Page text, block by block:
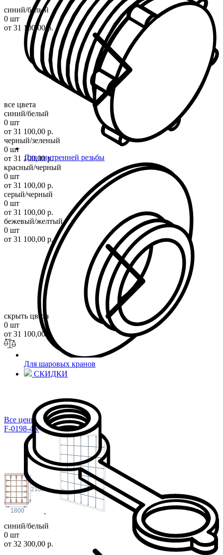
Для внутренней резьбы
Для шаровых кранов
СКИДКИ
синий/белый
0 шт
от 31 100,00 р.
все цвета
синий/белый
0 шт
от 31 100,00 р.
черный/зеленый
0 шт
от 31 100,00 р.
красный/черный
0 шт
от 31 100,00 р.
серый/черный
0 шт
от 31 100,00 р.
бежевый/желтый
0 шт
от 31 100,00 р.
скрыть цвета
0 шт
от 31 100,00 р.
Все цены
F-0198-4w
2100
1800
синий/белый
0 шт
от 32 300,00 р.